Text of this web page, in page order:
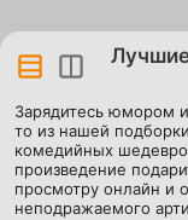
Зарядитесь юмором
то из нашей
комедийных
произведение
просмотру онлайн и
неподражаемого